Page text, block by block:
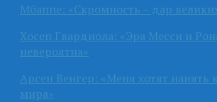
Мбаппе: «Скромность – дар
Хосеп Гвардиола: «Эра Месси и
невероятна»
Арсен Венгер: «Меня хотят нанять
мира»